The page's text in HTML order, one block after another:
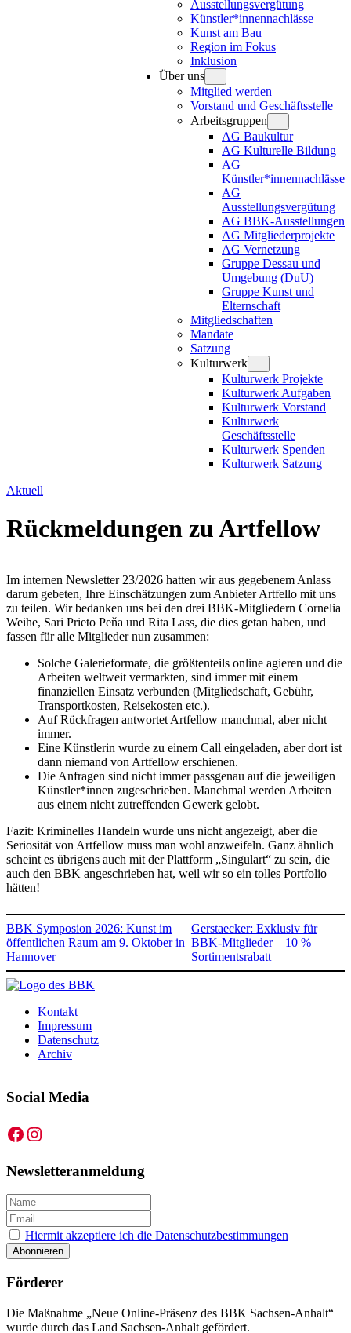
Ausstellungsvergütung
Künstler*innennachlässe
Kunst am Bau
Region im Fokus
Inklusion
Über uns
Mitglied werden
Vorstand und Geschäftsstelle
Arbeitsgruppen
AG Baukultur
AG Kulturelle Bildung
AG
Künstler*innennachlässe
AG
Ausstellungsvergütung
AG BBK-Ausstellungen
AG Mitgliederprojekte
AG Vernetzung
Gruppe Dessau und
Umgebung (DuU)
Gruppe Kunst und
Elternschaft
Mitgliedschaften
Mandate
Satzung
Kulturwerk
Kulturwerk Projekte
Kulturwerk Aufgaben
Kulturwerk Vorstand
Kulturwerk
Geschäftsstelle
Kulturwerk Spenden
Kulturwerk Satzung
Aktuell
Rückmeldungen zu Artfellow
Im internen Newsletter 23/2026 hatten wir aus gegebenem Anlass
darum gebeten, Ihre Einschätzungen zum Anbieter Artfello mit uns
zu teilen. Wir bedanken uns bei den drei BBK-Mitgliedern Cornelia
Weihe, Sari Prieto Peňa und Rita Lass, die dies getan haben, und
fassen für alle Mitglieder nun zusammen:
Solche Galerieformate, die größtenteils online agieren und die
Arbeiten weltweit vermarkten, sind immer mit einem
finanziellen Einsatz verbunden (Mitgliedschaft, Gebühr,
Transportkosten, Reisekosten etc.).
Auf Rückfragen antwortet Artfellow manchmal, aber nicht
immer.
Eine Künstlerin wurde zu einem Call eingeladen, aber dort ist
dann niemand von Artfellow erschienen.
Die Anfragen sind nicht immer passgenau auf die jeweiligen
Künstler*innen zugeschrieben. Manchmal werden Arbeiten
aus einem nicht zutreffenden Gewerk gelobt.
Fazit: Kriminelles Handeln wurde uns nicht angezeigt, aber die
Seriosität von Artfellow muss man wohl anzweifeln. Ganz ähnlich
scheint es übrigens auch mit der Plattform „Singulart“ zu sein, die
auch den BBK angeschrieben hat, weil wir so ein tolles Portfolio
hätten!
BBK Symposion 2026: Kunst im
öffentlichen Raum am 9. Oktober in
Hannover
Gerstaecker: Exklusiv für
BBK-Mitglieder – 10 %
Sortimentsrabatt
Kontakt
Impressum
Datenschutz
Archiv
Social Media
Facebook
Instagram
Newsletteranmeldung
Hiermit akzeptiere ich die Datenschutzbestimmungen
Förderer
Die Maßnahme „Neue Online-Präsenz des BBK Sachsen-Anhalt“
wurde durch das Land Sachsen-Anhalt gefördert.